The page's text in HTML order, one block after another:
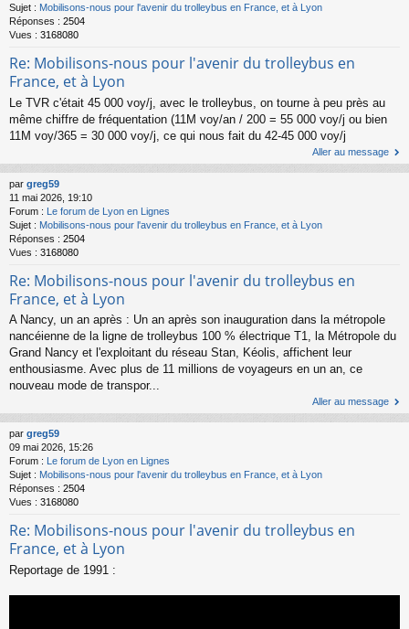
Sujet : Mobilisons-nous pour l'avenir du trolleybus en France, et à Lyon
Réponses : 2504
Vues : 3168080
Re: Mobilisons-nous pour l'avenir du trolleybus en
France, et à Lyon
Le TVR c'était 45 000 voy/j, avec le trolleybus, on tourne à peu près au
même chiffre de fréquentation (11M voy/an / 200 = 55 000 voy/j ou bien
11M voy/365 = 30 000 voy/j, ce qui nous fait du 42-45 000 voy/j
Aller au message
par greg59
11 mai 2026, 19:10
Forum : Le forum de Lyon en Lignes
Sujet : Mobilisons-nous pour l'avenir du trolleybus en France, et à Lyon
Réponses : 2504
Vues : 3168080
Re: Mobilisons-nous pour l'avenir du trolleybus en
France, et à Lyon
A Nancy, un an après : Un an après son inauguration dans la métropole
nancéienne de la ligne de trolleybus 100 % électrique T1, la Métropole du
Grand Nancy et l'exploitant du réseau Stan, Kéolis, affichent leur
enthousiasme. Avec plus de 11 millions de voyageurs en un an, ce
nouveau mode de transpor...
Aller au message
par greg59
09 mai 2026, 15:26
Forum : Le forum de Lyon en Lignes
Sujet : Mobilisons-nous pour l'avenir du trolleybus en France, et à Lyon
Réponses : 2504
Vues : 3168080
Re: Mobilisons-nous pour l'avenir du trolleybus en
France, et à Lyon
Reportage de 1991 :